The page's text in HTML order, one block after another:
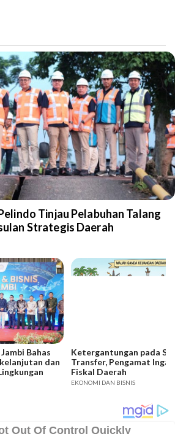
Tinjau Pelabuhan Talang
Strategis Daerah
Bahas
dan
Ketergantungan pada
Transfer, Pengamat
Fiskal Daerah
EKONOMI DAN BISNIS